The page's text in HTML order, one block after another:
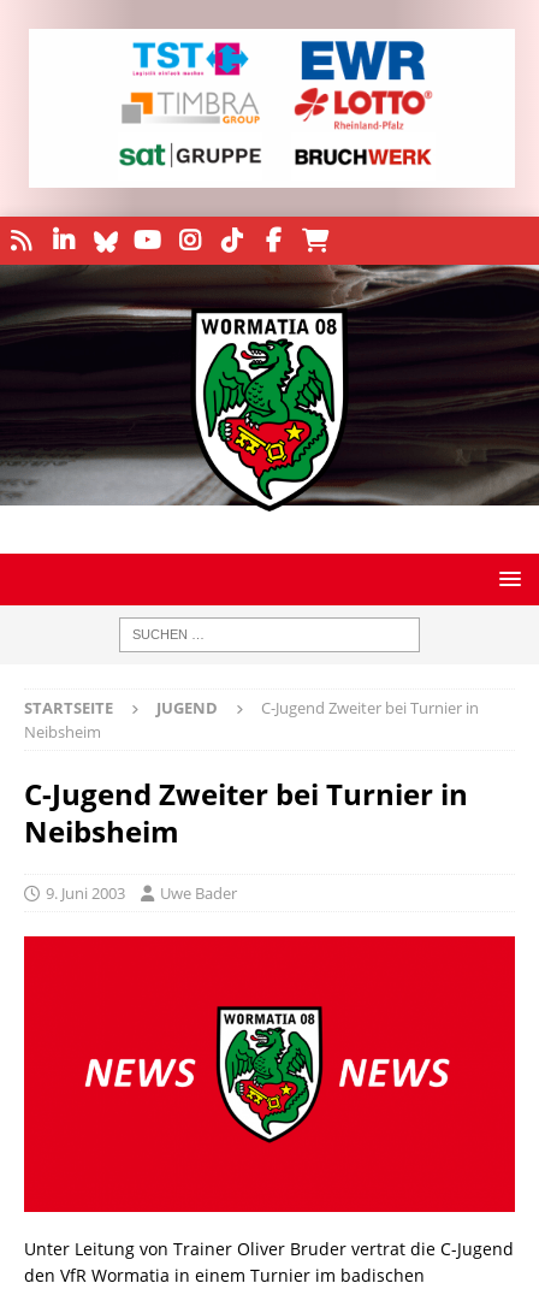
STARTSEITE JUGEND
C-Jugend Zweiter bei Turnier in
Neibsheim
C-Jugend Zweiter bei Turnier in
Neibsheim
9. Juni 2003 Uwe Bader
Unter Leitung von Trainer Oliver Bruder vertrat die C-Jugend
den VfR Wormatia in einem Turnier im badischen